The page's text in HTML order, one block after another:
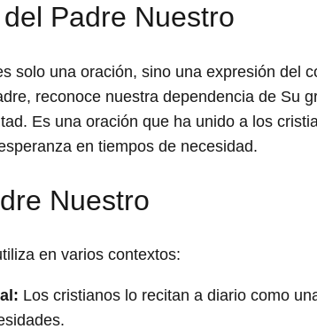
Padre Nuestro
solo una oración, sino una expresión del
reconoce nuestra dependencia de Su
Es una oración que ha unido a los
en tiempos de necesidad.
Nuestro
en varios contextos:
Los cristianos lo recitan a diario como